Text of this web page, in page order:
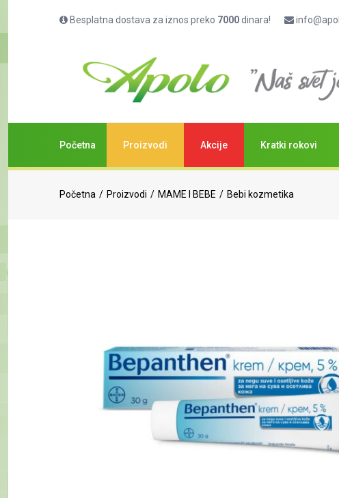
Besplatna dostava za iznos preko 7000dinara!
Početna Proizvodi Akcije Kratki rokovi
Početna Proizvodi MAME I BEBE Bebi kozmetika